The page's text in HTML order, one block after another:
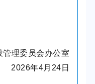
理委员会办公室
2026年4月24日